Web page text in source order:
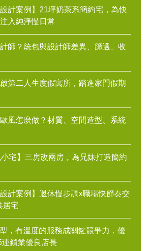
設計案例】21坪奶茶系簡約宅，為快
入純淨慢日常
師？統包與設計師差異、篩選、收
啟第二人生度假寓所，踏進家門假期
風怎麼做？材質、空間造型、系統
小宅】三房改兩房，為兄妹打造簡約
設計案例】退休慢步調x職場快節奏交
居宅
，有溫度的服務成關鍵競爭力，優
鎖業優良店長